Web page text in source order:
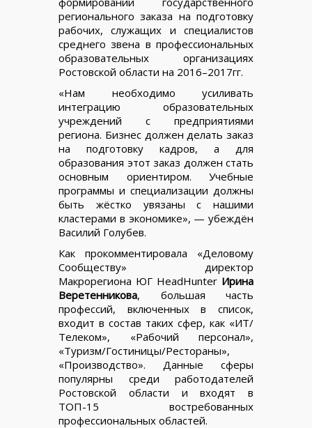
регионального заказа на подготовку
рабочих, служащих и специалистов
среднего звена в профессиональных
образовательных организациях
Ростовской области на 2016–2017гг.
«Нам необходимо усиливать
интеграцию образовательных
учреждений с предприятиями
региона. Бизнес должен делать заказ
на подготовку кадров, а для
образования этот заказ должен стать
основным ориентиром. Учебные
программы и специализации должны
быть жёстко увязаны с нашими
кластерами в экономике», — убеждён
Василий Голубев.
Как прокомментировала «Деловому
Сообществу» директор
Макрорегиона ЮГ HeadHunter Ирина
Веретенникова, большая часть
профессий, включенных в список,
входит в состав таких сфер, как «ИТ/
Телеком», «Рабочий персонал»,
«Туризм/Гостиницы/Рестораны»,
«Производство». Данные сферы
популярны среди работодателей
Ростовской области и входят в
ТОП-15 востребованных
профессиональных областей.